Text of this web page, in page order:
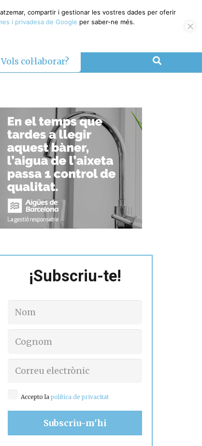
Vols col·laborar?
¡Subscriu-te!
Accepto lapolítica de privacitat
compartir i gestionar les vostres dades per oferir
i privadesa de Google per saber-ne més.